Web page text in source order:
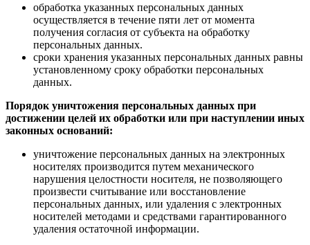
обработка указанных персональных данных
осуществляется в течение пяти лет от момента
получения согласия от субъекта на обработку
персональных данных.
сроки хранения указанных персональных данных равны
установленному сроку обработки персональных
данных.
Порядок уничтожения персональных данных при
достижении целей их обработки или при наступлении иных
законных оснований:
уничтожение персональных данных на электронных
носителях производится путем механического
нарушения целостности носителя, не позволяющего
произвести считывание или восстановление
персональных данных, или удаления с электронных
носителей методами и средствами гарантированного
удаления остаточной информации.